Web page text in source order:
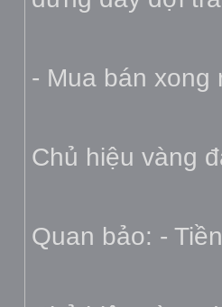
- Mua bán xong
Chủ hiệu vàng
Quan bảo: -